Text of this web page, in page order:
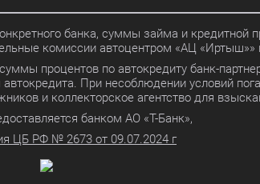
банка, суммы займа и
комиссии автоцентром «АЦ «Иртыш»»
процентов по автокредиту банк-
При несоблюдении условий
и коллекторское агентство для
банком АО «Т-Банк»,
ЦБ РФ № 2673 от 09.07.2024 г